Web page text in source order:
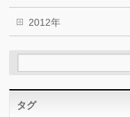
2012年
タグ